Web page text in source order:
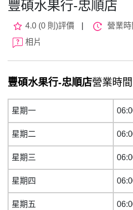
豐碩水果行-忠順店
4.0 (0 則)評價 營業時
相片
豐碩水果行-忠順店營業時間
星期一
星期二
星期三
星期四
星期五